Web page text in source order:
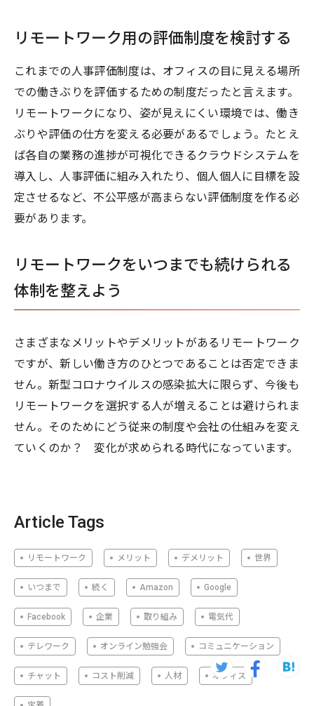
リモートワーク用の評価制度を検討する
これまでの人事評価制度は、オフィスの目に見える場所
での働きぶりを評価するための制度だったと言えます。
リモートワークになり、姿が見えにくい環境では、働き
ぶりや評価の仕方を変える必要があるでしょう。たとえ
ば各自の業務の進捗が可視化できるクラウドシステムを
導入し、人事評価に組み入れたり、個人個人に目標を設
定させるなど、不公平感が高まらない評価制度を作る必
要があります。
リモートワークをいつまでも続けられる
体制を整えよう
さまざまなメリットやデメリットがあるリモートワーク
ですが、新しい働き方のひとつであることは否定できま
せん。新型コロナウイルスの感染拡大に限らず、今後も
リモートワークを選択する人が増えることは避けられま
せん。そのためにどう従来の制度や会社の仕組みを変え
ていくのか？ 変化が求められる時代になっています。
Article Tags
リモートワーク メリット デメリット 世界
いつまで 続く Amazon Google
Facebook 企業 取り組み 電気代
テレワーク オンライン勉強会 コミュニケーション
チャット コスト削減 人材 オフィス